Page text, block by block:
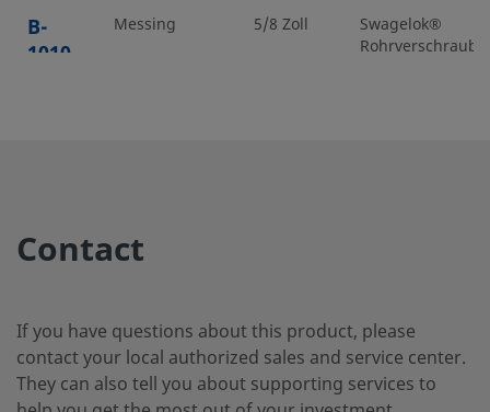
B-
1010-
Messing 5/8 Zoll
Swagelok®
B-
1210-
6-8
Contact
If you have questions about this product, please
contact your local authorized sales and service center.
They can also tell you about supporting services to